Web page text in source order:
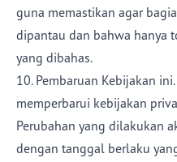
guna memastikan agar
dipantau dan bahwa hanya
yang dibahas.
10. Pembaruan Kebijakan
memperbarui kebijakan
Perubahan yang dilakukan
dengan tanggal berlaku